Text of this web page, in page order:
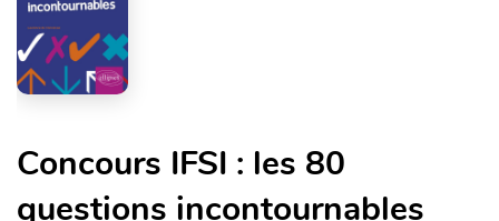
Concours IFSI : les 80
questions incontournables